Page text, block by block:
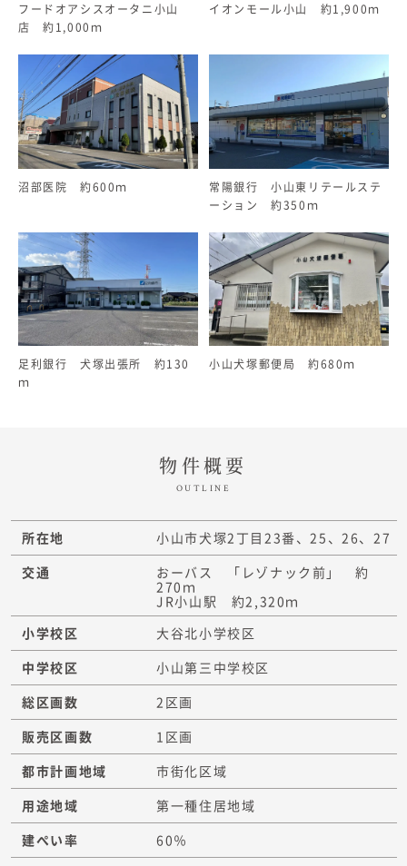
フードオアシスオータニ小山
店 約1,000ｍ
イオンモール小山 約1,900ｍ
沼部医院 約600ｍ
常陽銀行 小山東リテールステ
ーション 約350ｍ
足利銀行 犬塚出張所 約130
ｍ
小山犬塚郵便局 約680ｍ
物件概要
OUTLINE
所在地
小山市犬塚2丁目23番、25、26、27
交通
おーバス 「レゾナック前」 約
270ｍ
JR小山駅 約2,320ｍ
小学校区
大谷北小学校区
中学校区
小山第三中学校区
総区画数
2区画
販売区画数
1区画
都市計画地域
市街化区域
用途地域
第一種住居地域
建ぺい率
60％